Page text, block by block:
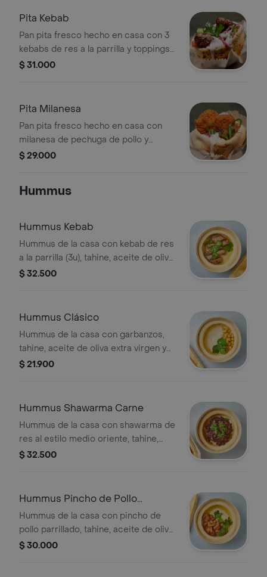
Pita Kebab
Pan pita fresco hecho en casa con 3
kebabs de res a la parrilla y toppings
a elección.
$ 31.000
Pita Milanesa
Pan pita fresco hecho en casa con
milanesa de pechuga de pollo y
toppings a elección.
$ 29.000
Hummus
Hummus Kebab
Hummus de la casa con kebab de res
a la parrilla (3u), tahine, aceite de oliva
extra virgen y perejil, acompañado de
$ 32.500
Hummus Clásico
Hummus de la casa con garbanzos,
tahine, aceite de oliva extra virgen y
perejil, acompañado de nuestro pan
$ 21.900
Hummus Shawarma Carne
Hummus de la casa con shawarma de
res al estilo medio oriente, tahine,
aceite de oliva extra virgen y perejil,
$ 32.500
Hummus Pincho de Pollo
Parrillado
Hummus de la casa con pincho de
pollo parrillado, tahine, aceite de oliva
extra virgen y perejil, acompañado de
$ 30.000